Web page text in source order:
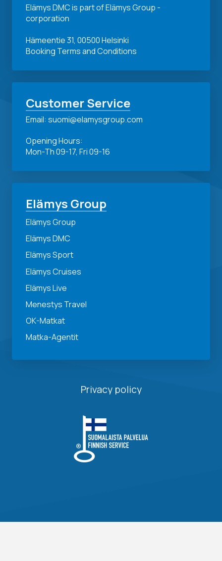
Elämys DMC is part of Elämys Group -
corporation
Hämeentie 31, 00500 Helsinki
Booking Terms and Conditions
Customer Service
Email: suomi@elamysgroup.com
Opening Hours:
Mon-Th 09-17, Fri 09-16
Elämys Group
Elämys Group
Elämys DMC
Elämys Sport
Elämys Cruises
Elämys Live
Menestys Travel
OK-Matkat
Matka-Agentit
Privacy policy